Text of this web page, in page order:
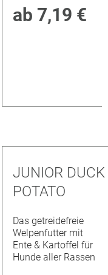
ab 7,19 €
JUNIOR DUCK
POTATO
Das getreidefreie
Welpenfutter mit
Ente & Kartoffel für
Hunde aller Rassen